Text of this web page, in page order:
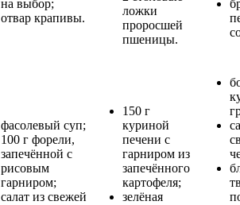
на выбор;
отвар крапивы.
ложки
проросшей
пшеницы.
фасолевый суп;
100 г форели,
запечённой с
рисовым
гарниром;
салат из свежей
150 г
куриной
печени с
гарниром из
запечённого
картофеля;
зелёная